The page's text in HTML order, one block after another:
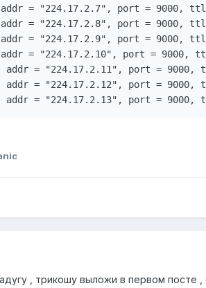
= "224.17.2.7", port = 9000,
= "224.17.2.8", port = 9000,
= "224.17.2.9", port = 9000,
= "224.17.2.10", port = 9000,
= "224.17.2.11", port = 9000,
= "224.17.2.12", port = 9000,
= "224.17.2.13", port = 9000,
, трикошу выложи в первом посте ,